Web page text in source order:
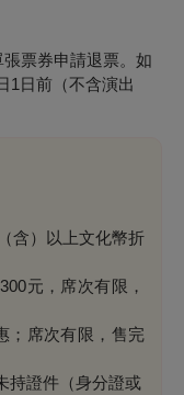
票券申請退票。如
1日前（不含演出
含）以上文化幣折
元，席次有限，
；席次有限，售完
持證件（身分證或